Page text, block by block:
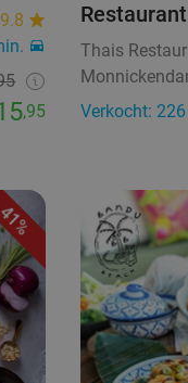
9.8
,95
Thais
Verkocht: 226